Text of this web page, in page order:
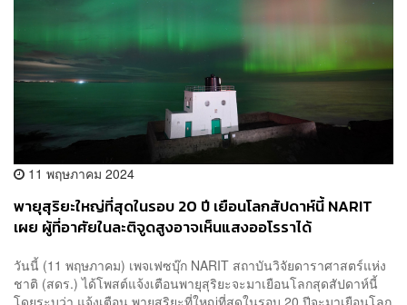
11 พฤษภาคม 2024
พายุสุริยะใหญ่ที่สุดในรอบ 20 ปี เยือนโลกสัปดาห์นี้ NARIT
เผย ผู้ที่อาศัยในละติจูดสูงอาจเห็นแสงออโรราได้
วันนี้ (11 พฤษภาคม) เพจเฟซบุ๊ก NARIT สถาบันวิจัยดาราศาสตร์แห่ง
ชาติ (สดร.) ได้โพสต์แจ้งเตือนพายุสุริยะจะมาเยือนโลกสุดสัปดาห์นี้
โดยระบุว่า แจ้งเตือน พายุสุริยะที่ใหญ่ที่สุดในรอบ 20 ปีจะมาเยือนโลก